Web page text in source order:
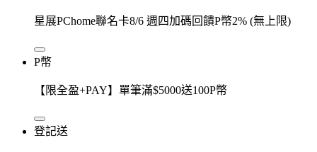
星展PChome聯名卡8/6 週四加碼回饋P幣2% (無上限)
P幣
【限全盈+PAY】單筆滿$5000送100P幣
登記送